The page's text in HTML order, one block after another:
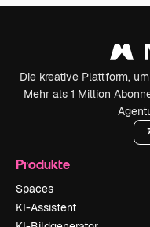
Die kreative Plattform,
Mehr als 1 Million
Produkte
Spaces
KI-Assistent